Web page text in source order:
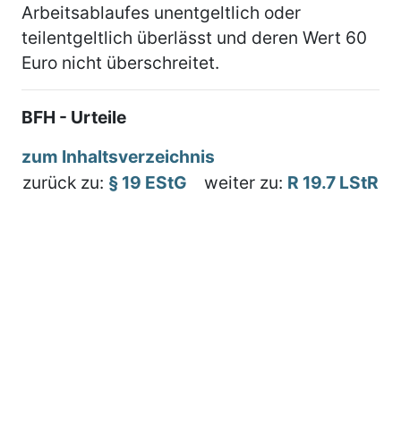
Arbeitsablaufes unentgeltlich oder
teilentgeltlich überlässt und deren Wert 60
Euro nicht überschreitet.
BFH - Urteile
zum Inhaltsverzeichnis
zurück zu: § 19 EStG weiter zu: R 19.7 LStR